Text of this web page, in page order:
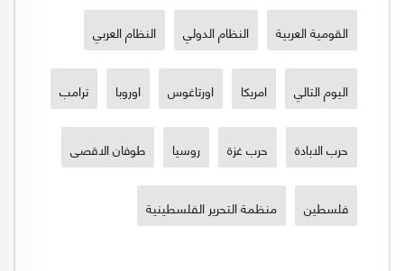
القومية العربية النظام الدولي النظام العربي
اليوم التالي امريكا اورتاغوس اوروبا ترامب
حرب الابادة حرب غزة روسيا طوفان الاقصى
فلسطين منظمة التحرير الفلسطينية